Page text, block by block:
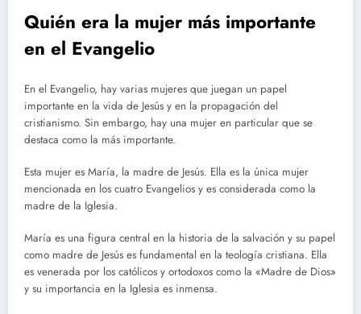
Quién era la mujer más importante
en el Evangelio
En el Evangelio, hay varias mujeres que juegan un papel
importante en la vida de Jesús y en la propagación del
cristianismo. Sin embargo, hay una mujer en particular que se
destaca como la más importante.
Esta mujer es María, la madre de Jesús. Ella es la única mujer
mencionada en los cuatro Evangelios y es considerada como la
madre de la Iglesia.
María es una figura central en la historia de la salvación y su papel
como madre de Jesús es fundamental en la teología cristiana. Ella
es venerada por los católicos y ortodoxos como la «Madre de Dios»
y su importancia en la Iglesia es inmensa.